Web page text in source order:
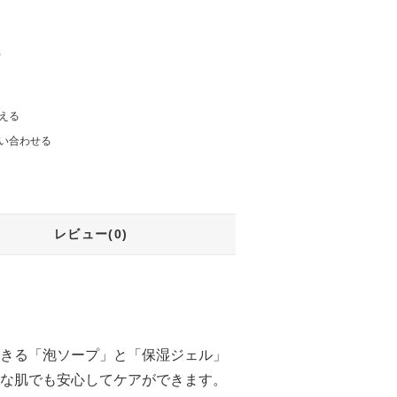
る
合わせる
レビュー(0)
る「泡ソープ」と「保湿ジェル」
肌でも安心してケアができます。